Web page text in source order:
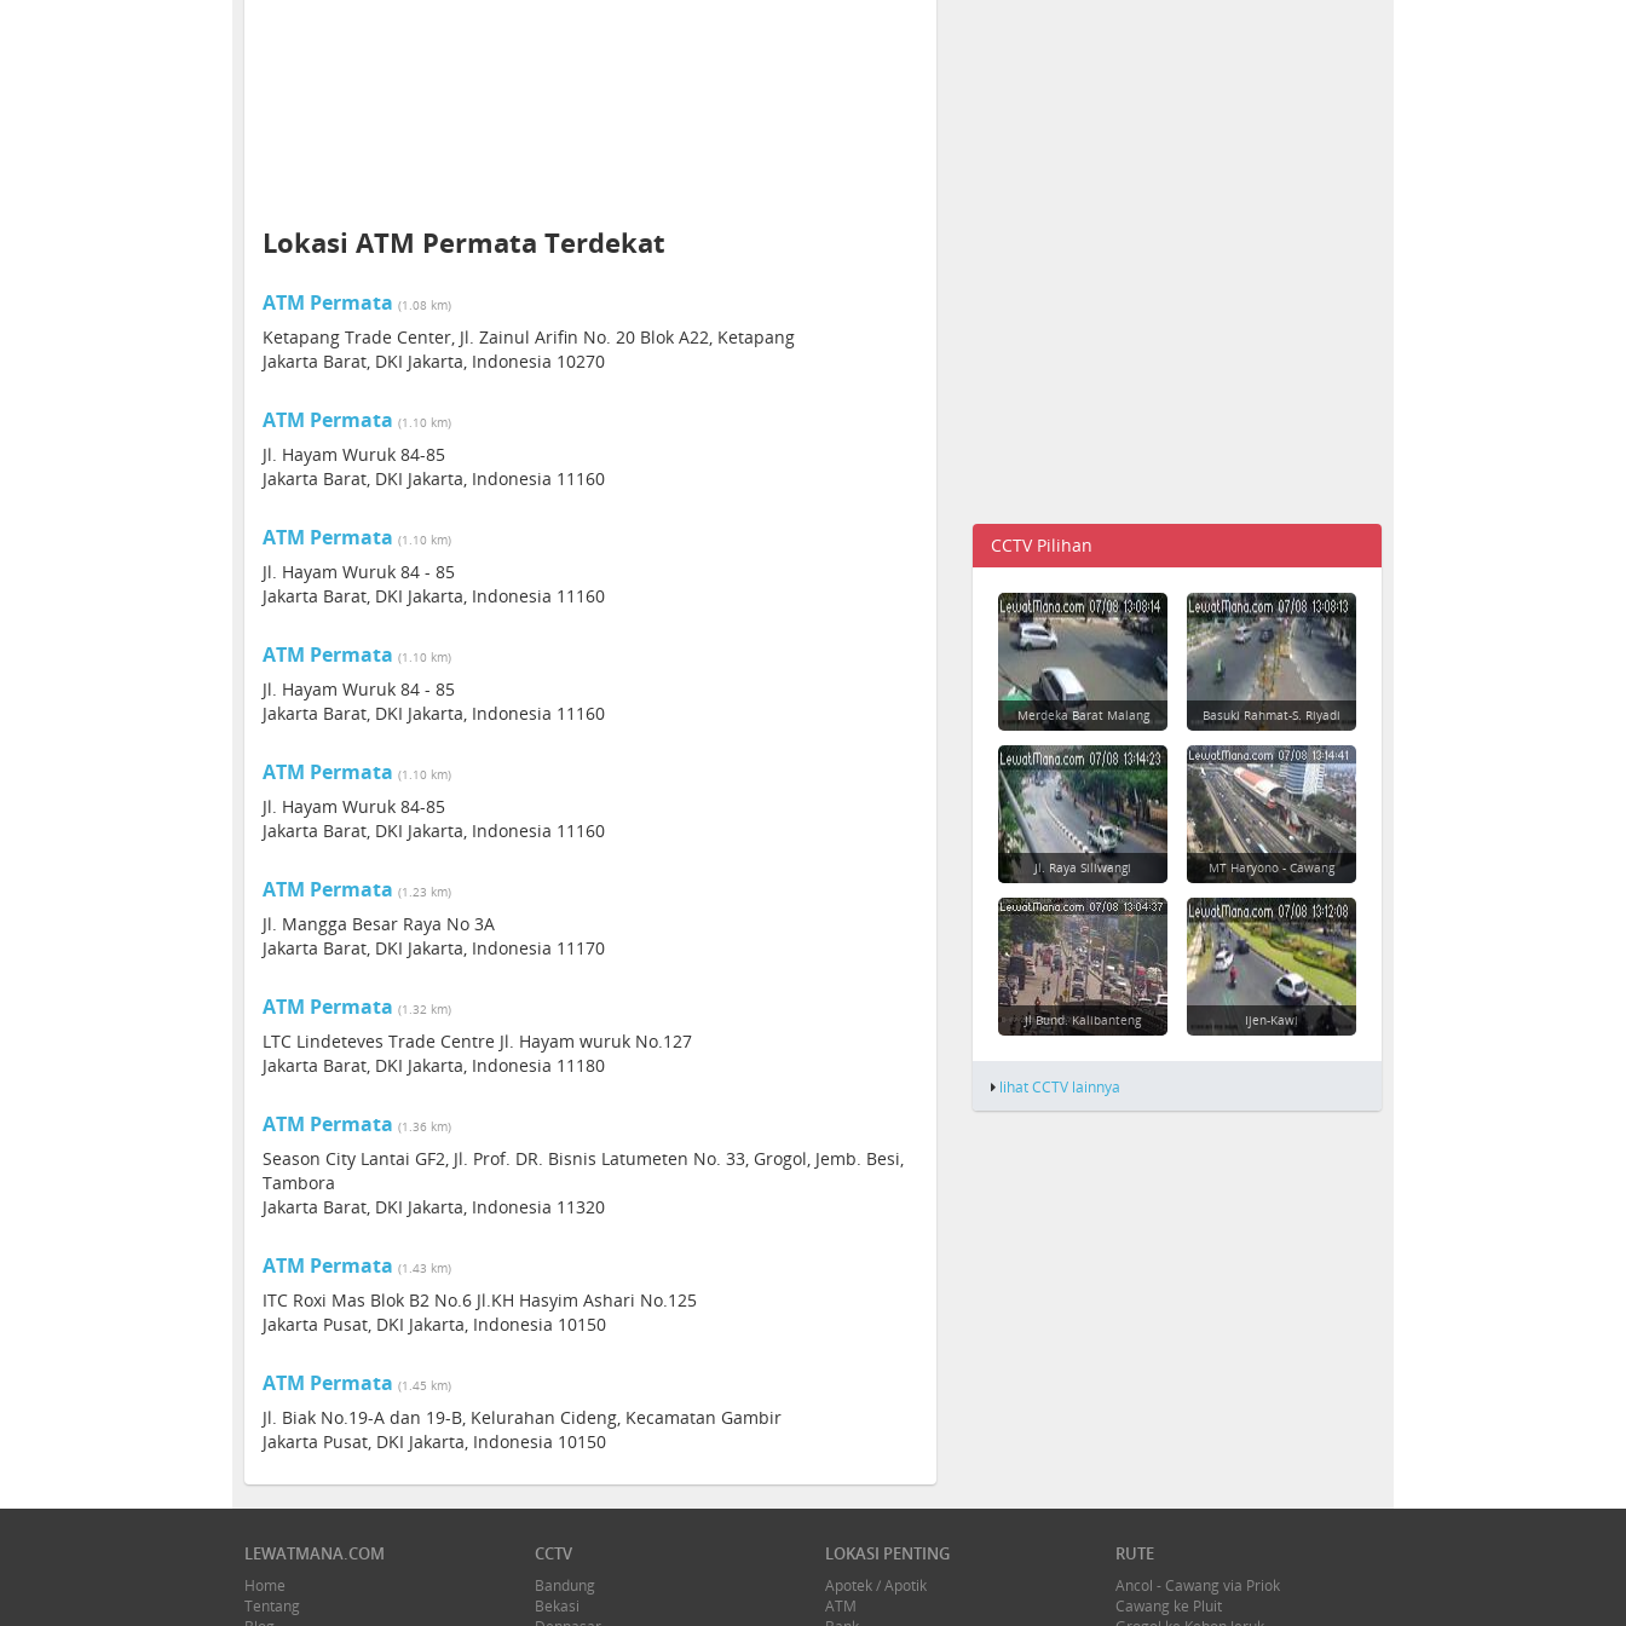
Lokasi ATM Permata Terdekat
ATM Permata (1.08 km)
Ketapang Trade Center, Jl. Zainul Arifin No. 20 Blok A22, Ketapang
Jakarta Barat, DKI Jakarta, Indonesia 10270
ATM Permata (1.10 km)
Jl. Hayam Wuruk 84-85
Jakarta Barat, DKI Jakarta, Indonesia 11160
ATM Permata (1.10 km)
Jl. Hayam Wuruk 84 - 85
Jakarta Barat, DKI Jakarta, Indonesia 11160
ATM Permata (1.10 km)
Jl. Hayam Wuruk 84 - 85
Jakarta Barat, DKI Jakarta, Indonesia 11160
ATM Permata (1.10 km)
Jl. Hayam Wuruk 84-85
Jakarta Barat, DKI Jakarta, Indonesia 11160
ATM Permata (1.23 km)
Jl. Mangga Besar Raya No 3A
Jakarta Barat, DKI Jakarta, Indonesia 11170
ATM Permata (1.32 km)
LTC Lindeteves Trade Centre Jl. Hayam wuruk No.127
Jakarta Barat, DKI Jakarta, Indonesia 11180
ATM Permata (1.36 km)
Season City Lantai GF2, Jl. Prof. DR. Bisnis Latumeten No. 33, Grogol, Jemb. Besi,
Tambora
Jakarta Barat, DKI Jakarta, Indonesia 11320
ATM Permata (1.43 km)
ITC Roxi Mas Blok B2 No.6 Jl.KH Hasyim Ashari No.125
Jakarta Pusat, DKI Jakarta, Indonesia 10150
ATM Permata (1.45 km)
Jl. Biak No.19-A dan 19-B, Kelurahan Cideng, Kecamatan Gambir
Jakarta Pusat, DKI Jakarta, Indonesia 10150
CCTV Pilihan
Merdeka Barat Malang Basuki Rahmat-S. Riyadi
Jl. Raya Siliwangi MT Haryono - Cawang
Jl Bund. Kalibanteng Ijen-Kawi
lihat CCTV lainnya
LEWATMANA.COM
Home
Tentang
CCTV
Bandung
Bekasi
LOKASI PENTING
Apotek / Apotik
ATM
RUTE
Ancol - Cawang via Priok
Cawang ke Pluit